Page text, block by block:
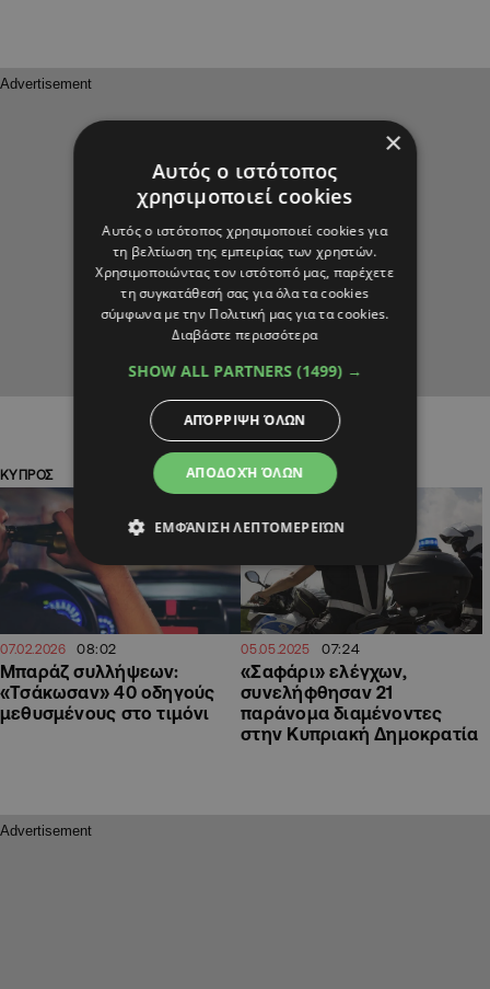
ΚΥΠΡΟΣ
07.02.2026 08:02
Μπαράζ συλλήψεων:
«Τσάκωσαν» 40 οδηγούς
μεθυσμένους στο τιμόνι
ΚΥΠΡΟΣ
05.05.2025 07:24
«Σαφάρι» ελέγχων,
συνελήφθησαν 21
παράνομα διαμένοντες
στην Κυπριακή Δημοκρατία
×
Αυτός ο ιστότοπος
χρησιμοποιεί cookies
Αυτός ο ιστότοπος χρησιμοποιεί cookies για
τη βελτίωση της εμπειρίας των χρηστών.
Χρησιμοποιώντας τον ιστότοπό μας, παρέχετε
τη συγκατάθεσή σας για όλα τα cookies
σύμφωνα με την Πολιτική μας για τα cookies.
Διαβάστε περισσότερα
SHOW ALL PARTNERS (1499) →
ΑΠΟΔΟΧΉ ΌΛΩΝ
ΑΠΌΡΡΙΨΗ ΌΛΩΝ
ΕΜΦΆΝΙΣΗ ΛΕΠΤΟΜΕΡΕΙΏΝ